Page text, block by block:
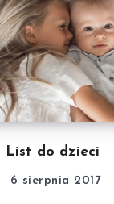
List do dzieci
6 sierpnia 2017